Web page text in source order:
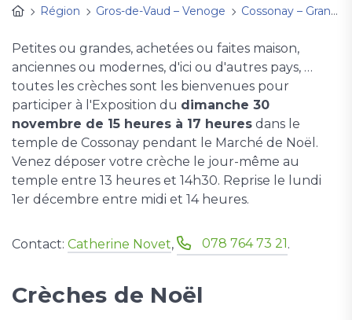
Région
Gros-de-Vaud – Venoge Cossonay – Grancy
Petites ou grandes, achetées ou faites maison,
anciennes ou modernes, d'ici ou d'autres pays, …
toutes les crèches sont les bienvenues pour
participer à l'Exposition du dimanche 30
novembre de 15 heures à 17 heures dans le
temple de Cossonay pendant le Marché de Noël.
Venez déposer votre crèche le jour-même au
temple entre 13 heures et 14h30. Reprise le lundi
1er décembre entre midi et 14 heures.
Contact: Catherine Novet, 078 764 73 21.
Crèches de Noël